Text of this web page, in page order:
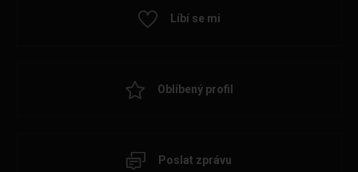
Líbí se mi
Oblíbený profil
Poslat zprávu